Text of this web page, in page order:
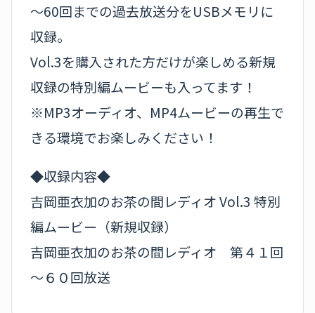
～60回までの過去放送分をUSBメモリに
収録。
Vol.3を購入された方だけが楽しめる新規
収録の特別編ムービーも入ってます！
※MP3オーディオ、MP4ムービーの再生で
きる環境でお楽しみください！
◆収録内容◆
吉岡亜衣加のお茶の間レディオ Vol.3 特別
編ムービー（新規収録）
吉岡亜衣加のお茶の間レディオ 第４１回
～６０回放送